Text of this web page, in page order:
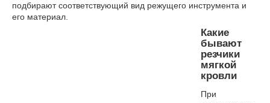
подбирают соответствующий вид режущего инструмента и
его материал.
Какие
бывают
резчики
мягкой
кровли
При